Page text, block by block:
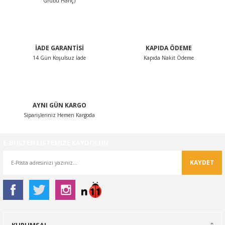
İADE GARANTİSİ
14 Gün Koşulsuz İade
KAPIDA ÖDEME
Kapıda Nakit Ödeme
AYNI GÜN KARGO
Siparişleriniz Hemen Kargoda
KAYDET